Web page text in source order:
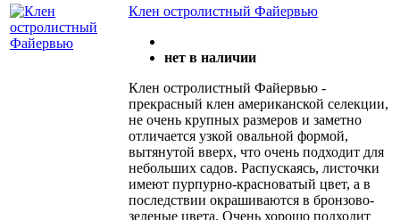
Клен остролистный Файервью
нет в наличии
Клен остролистный Файервью -
прекрасный клен американской селекции,
не очень крупных размеров и заметно
отличается узкой овальной формой,
вытянутой вверх, что очень подходит для
небольших садов. Распускаясь, листочки
имеют пурпурно-красноватый цвет, а в
последствии окрашиваются в бронзово-
зеленые цвета. Очень хорошо подходит